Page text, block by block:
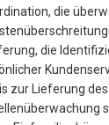
die
die
zur Lieferung